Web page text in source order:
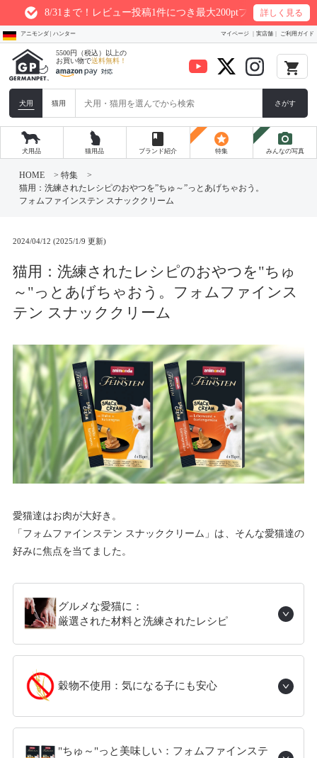
8/31まで！レビュー投稿1件につき最大200ptプレゼント 詳しく見る
アニモンダ | ハンター マイページ 実店舗 ご利用ガイド
5500円（税込）以上の
お買い物で送料無料！ local_grocery_store
犬用 猫用 さがす
犬用品 猫用品
book
ブランド紹介
stars
特集
photo_camera
みんなの写真
HOME > 特集
>
猫用：洗練されたレシピのおやつを”ちゅ～”っとあげちゃおう。
フォムファインステン スナッククリーム
2024/04/12 (2025/1/9 更新)
猫用：洗練されたレシピのおやつを"ちゅ
～"っとあげちゃおう。フォムファインス
テン スナッククリーム
愛猫達はお肉が大好き。
「フォムファインステン スナッククリーム」は、そんな愛猫達の
好みに焦点を当てました。
グルメな愛猫に：
厳選された材料と洗練されたレシピ
穀物不使用：気になる子にも安心
"ちゅ～"っと美味しい：フォムファインステ